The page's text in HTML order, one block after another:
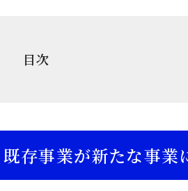
目次
既存事業が新たな事業